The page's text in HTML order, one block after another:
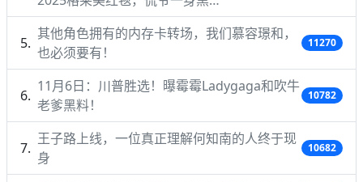
其他角色拥有的内存卡转场，我们慕容璟和，
也必须要有！
11270
11月6日：川普胜选！曝霉霉Ladygaga和吹牛
老爹黑料！
10782
王子路上线，一位真正理解何知南的人终于现
身
10682